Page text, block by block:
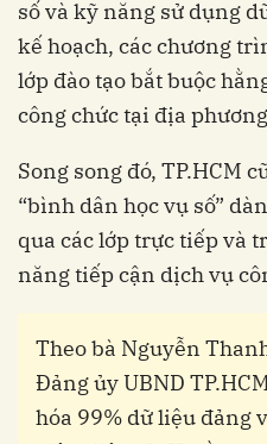
số và kỹ năng sử dụng
kế hoạch, các chương
lớp đào tạo bắt buộc
công chức tại địa
Song song đó, TP.HCM
“bình dân học vụ số”
qua các lớp trực tiếp và
năng tiếp cận dịch vụ
Theo bà Nguyễn
Đảng ủy UBND
hóa 99% dữ liệu đảng